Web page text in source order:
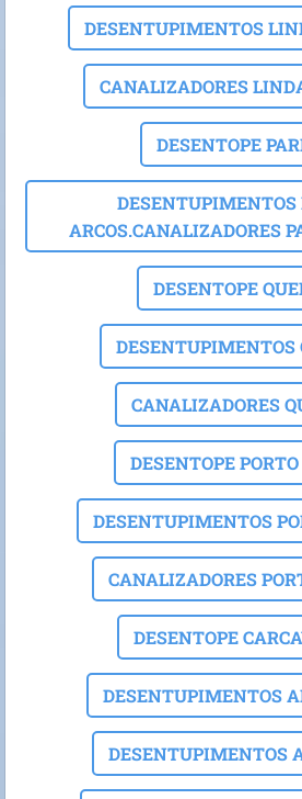
DESENTUPIMENTOS
CANALIZADORES
DESENTOPE
DESENTUPIMENTOS
ARCOS.CANALIZADORES
DESENTOPE
DESENTUPIMENTOS
CANALIZADORES
DESENTOPE
DESENTUPIMENTOS
CANALIZADORES
DESENTOPE
DESENTUPIMENTOS
DESENTUPIMENTOS